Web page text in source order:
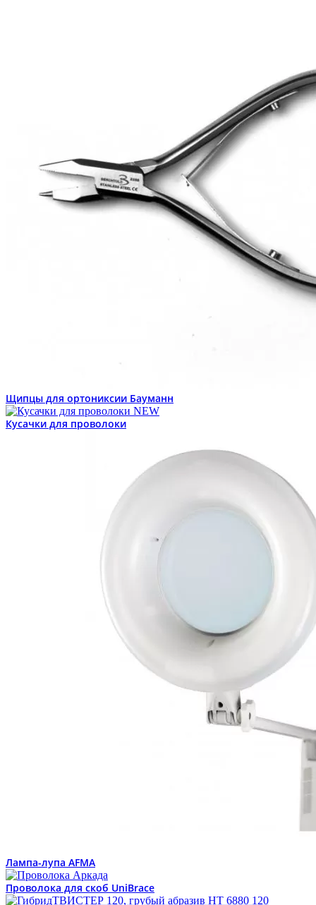
Щипцы для ортониксии Бауманн
Кусачки для проволоки
Лампа-лупа AFMA
Проволока для скоб UniBrace